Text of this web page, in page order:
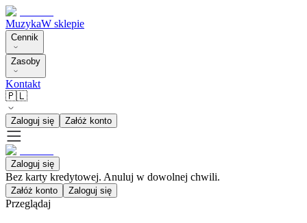
MuzykaW sklepie
Cennik
Zasoby
Kontakt
🇵🇱
Zaloguj się Załóż konto
Zaloguj się
Bez karty kredytowej. Anuluj w dowolnej chwili.
Załóż konto Zaloguj się
Przeglądaj